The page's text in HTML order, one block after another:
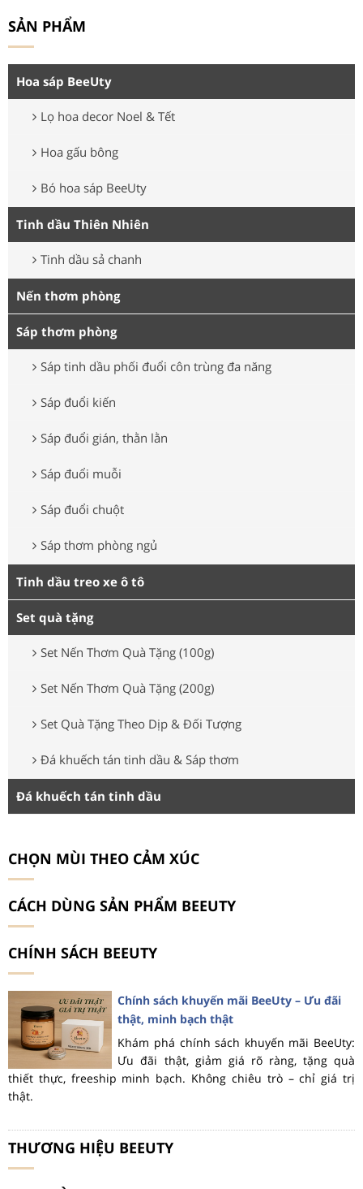
SẢN PHẨM
Hoa sáp BeeUty
Lọ hoa decor Noel & Tết
Hoa gấu bông
Bó hoa sáp BeeUty
Tinh dầu Thiên Nhiên
Tinh dầu sả chanh
Nến thơm phòng
Sáp thơm phòng
Sáp tinh dầu phối đuổi côn trùng đa năng
Sáp đuổi kiến
Sáp đuổi gián, thằn lằn
Sáp đuổi muỗi
Sáp đuổi chuột
Sáp thơm phòng ngủ
Tinh dầu treo xe ô tô
Set quà tặng
Set Nến Thơm Quà Tặng (100g)
Set Nến Thơm Quà Tặng (200g)
Set Quà Tặng Theo Dịp & Đối Tượng
Đá khuếch tán tinh dầu & Sáp thơm
Đá khuếch tán tinh dầu
CHỌN MÙI THEO CẢM XÚC
CÁCH DÙNG SẢN PHẨM BEEUTY
CHÍNH SÁCH BEEUTY
Chính sách khuyến mãi BeeUty – Ưu đãi
thật, minh bạch thật
Khám phá chính sách khuyến mãi BeeUty:
Ưu đãi thật, giảm giá rõ ràng, tặng quà
thiết thực, freeship minh bạch. Không chiêu trò – chỉ giá trị
thật.
THƯƠNG HIỆU BEEUTY